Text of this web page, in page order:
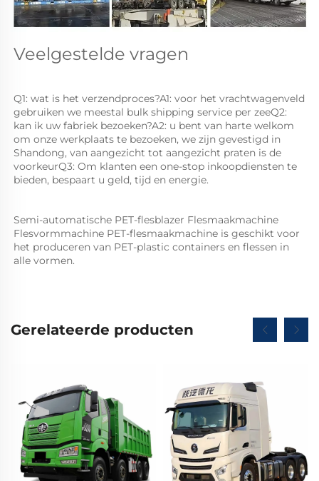
Veelgestelde vragen
Q1: wat is het verzendproces?A1: voor het vrachtwagenveld
gebruiken we meestal bulk shipping service per zeeQ2:
kan ik uw fabriek bezoeken?A2: u bent van harte welkom
om onze werkplaats te bezoeken, we zijn gevestigd in
Shandong, van aangezicht tot aangezicht praten is de
voorkeurQ3: Om klanten een one-stop inkoopdiensten te
bieden, bespaart u geld, tijd en energie.
Semi-automatische PET-flesblazer Flesmaakmachine
Flesvormmachine PET-flesmaakmachine is geschikt voor
het produceren van PET-plastic containers en flessen in
alle vormen.
Gerelateerde producten